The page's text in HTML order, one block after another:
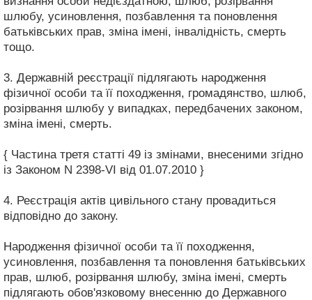
шлюбу, усиновлення, позбавлення та поновлення
батьківських прав, зміна імені, інвалідність, смерть
тощо.
3. Державній реєстрації підлягають народження
фізичної особи та її походження, громадянство, шлюб,
розірвання шлюбу у випадках, передбачених законом,
зміна імені, смерть.
{ Частина третя статті 49 із змінами, внесеними згідно
із Законом N 2398-VI від 01.07.2010 }
4. Реєстрація актів цивільного стану провадиться
відповідно до закону.
Народження фізичної особи та її походження,
усиновлення, позбавлення та поновлення батьківських
прав, шлюб, розірвання шлюбу, зміна імені, смерть
підлягають обов'язковому внесенню до Державного